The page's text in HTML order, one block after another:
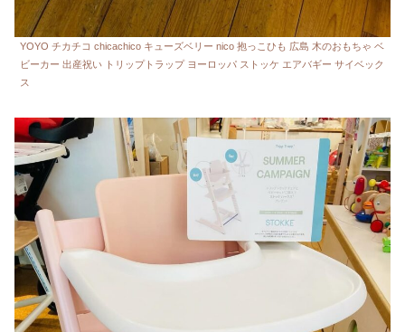
YOYO チカチコ chicachico キューズベリー nico 抱っこひも 広島 木のおもちゃ ベ
ビーカー 出産祝い トリップトラップ ヨーロッパ ストッケ エアバギー サイベック
ス